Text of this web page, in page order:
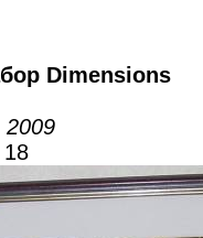
Dimensions